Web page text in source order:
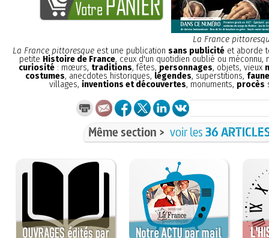
La France
La France pittoresque est une publication sans publicité et aborde
petite Histoire de France, ceux d'un quotidien oublié ou méconnu,
curiosité : mœurs, traditions, fêtes, personnages, objets, vieux
costumes, anecdotes historiques, légendes, superstitions,
villages, inventions et découvertes, monuments, procès
Même section > voir les36